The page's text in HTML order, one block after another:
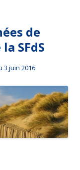
de
SFdS
3 juin 2016
contenu principal